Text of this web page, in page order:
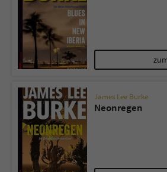
James Lee Burke
Neonregen